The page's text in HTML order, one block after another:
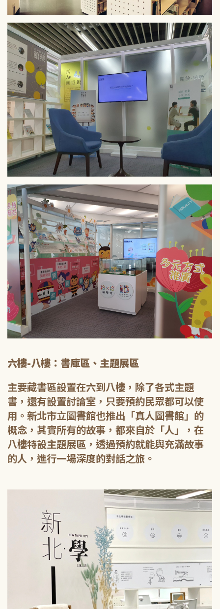
六樓-八樓：書庫區、主題展區
主要藏書區設置在六到八樓，除了各式主題
書，還有設置討論室，只要預約民眾都可以使
用。新北市立圖書館也推出「真人圖書館」的
概念，其實所有的故事，都來自於「人」，在
八樓特設主題展區，透過預約就能與充滿故事
的人，進行一場深度的對話之旅。